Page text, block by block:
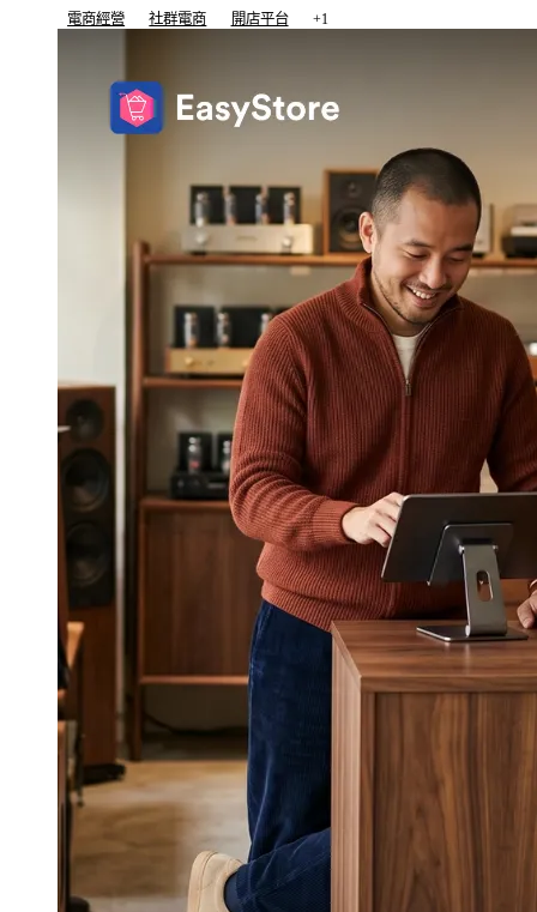
電商經營 社群電商 開店平台 +1